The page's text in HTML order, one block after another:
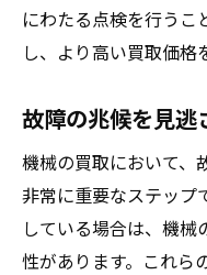
にわたる点検を行うこ
し、より高い買取価格
故障の兆候を見逃
機械の買取において、
非常に重要なステップ
している場合は、機
性があります。これら